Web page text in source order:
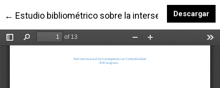
← Volver a los detalles del artículo
Estudio bibliométrico sobre la intersección entre
Descargar